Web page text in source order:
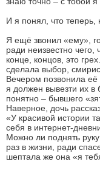
И я понял, что теперь,
Я ещё звонил «ему»,
ради неизвестно
конце, концов, это
сделала выбор,
Вечером позвонила
я должен вывезти их
понятно – бывшего
Наверное, дочь
«У красивой истории
себя в интернет-
Можно ли поднять
раз в жизни, ради
шептала же она «я